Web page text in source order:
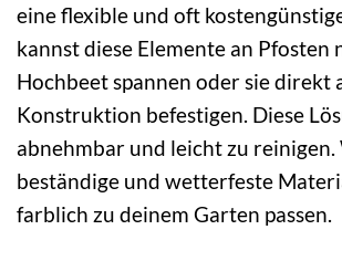
eine flexible und oft
kannst diese Elemente an Pfosten
Hochbeet spannen oder sie direkt
Konstruktion befestigen. Diese
abnehmbar und leicht zu reinigen.
beständige und wetterfeste
farblich zu deinem Garten passen.